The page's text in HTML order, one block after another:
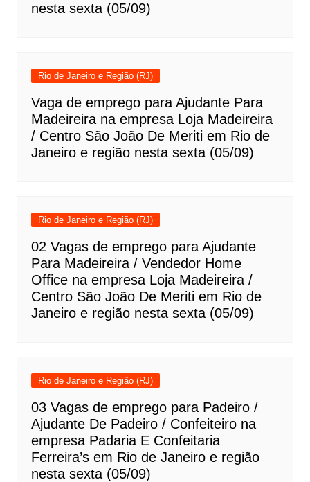
nesta sexta (05/09)
Rio de Janeiro e Região (RJ)
Vaga de emprego para Ajudante Para
Madeireira na empresa Loja Madeireira
/ Centro São João De Meriti em Rio de
Janeiro e região nesta sexta (05/09)
Rio de Janeiro e Região (RJ)
02 Vagas de emprego para Ajudante
Para Madeireira / Vendedor Home
Office na empresa Loja Madeireira /
Centro São João De Meriti em Rio de
Janeiro e região nesta sexta (05/09)
Rio de Janeiro e Região (RJ)
03 Vagas de emprego para Padeiro /
Ajudante De Padeiro / Confeiteiro na
empresa Padaria E Confeitaria
Ferreira’s em Rio de Janeiro e região
nesta sexta (05/09)